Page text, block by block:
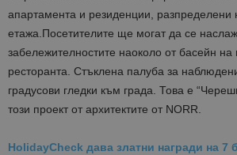
апартамента и резиденции, разпределени
етажа.Посетителите ще могат да се
забележителностите наоколо от басейн на
ресторанта. Стъклена палуба за
градусови гледки към града. Това е
този проект от архитектите от NORR.
HolidayCheck дава златни награди на 7